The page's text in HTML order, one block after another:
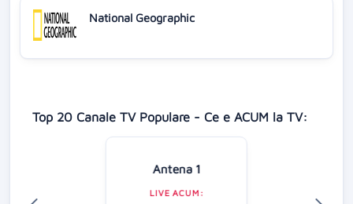
National Geographic
Top 20 Canale TV Populare - Ce e ACUM la TV:
Antena 1
LIVE ACUM: